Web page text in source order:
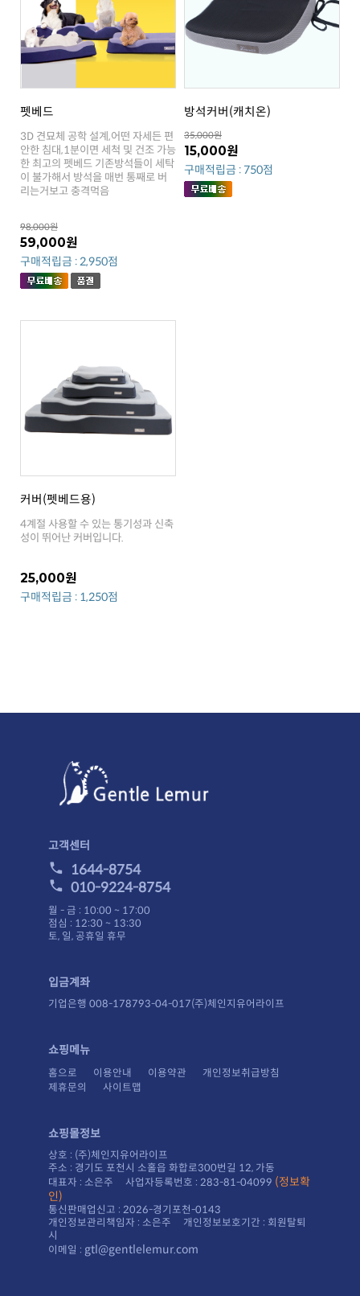
펫베드
리는거보고 충격먹음
98,000원
59,000원
구매적립금 : 2,950점
방석커버(캐치온)
35,000원
15,000원
구매적립금 : 750점
커버(펫베드용)
성이 뛰어난 커버입니다.
25,000원
구매적립금 : 1,250점
고객센터
1644-8754
010-9224-8754
월 - 금 : 10:00 ~ 17:00
점심 : 12:30 ~ 13:30
토, 일, 공휴일 휴무
입금계좌
기업은행 008-178793-04-017(주)체인지유어라이프
쇼핑메뉴
홈으로 이용안내 이용약관
개인정보취급방침
제휴문의
사이트맵
쇼핑몰정보
상호 : (주)체인지유어라이프
주소 : 경기도 포천시 소홀읍 화합로300번길 12, 가동
대표자 : 소은주 사업자등록번호 : 283-81-04099
인)
통신판매업신고 : 2026-경기포천-0143
시
이메일 : gtl@gentlelemur.com